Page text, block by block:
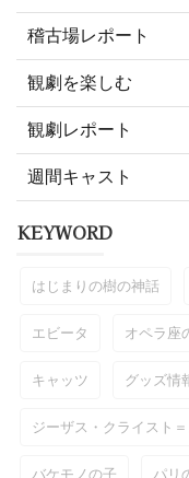
稽古場レポート
観劇を楽しむ
観劇レポート
週間キャスト
KEYWORD
はじまりの樹の神話
エビータ オペラ座
キャッツ グッズ情
ジーザス・クライスト
バケモノの子 パリ